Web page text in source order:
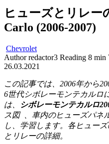
ヒューズとリレー
Carlo (2006-2007)
Chevrolet
Author redactor3 Reading 8 min
26.03.2021
この記事では、2006年から
6世代シボレーモンテカルロ
は、
シボレーモンテカルロ
ス図 、車内のヒューズパネ
し、学習します。各ヒュー
とリレーの詳細。